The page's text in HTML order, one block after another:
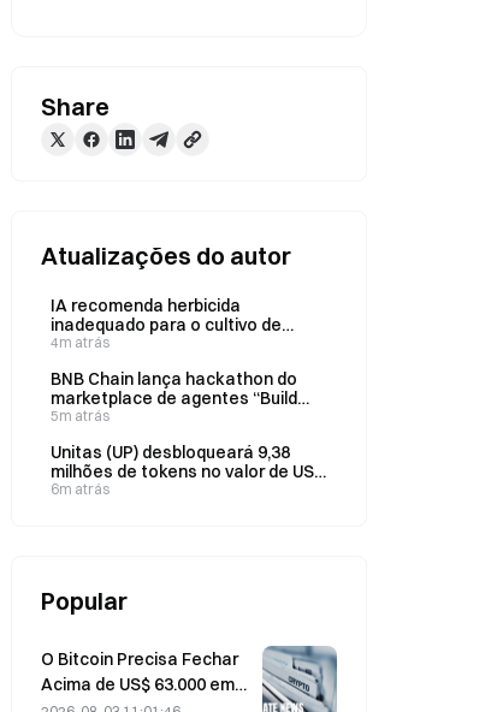
Share
Atualizações do autor
IA recomenda herbicida
inadequado para o cultivo de
gergelim, e agricultor perde
4m atrás
BNB Chain lança hackathon do
marketplace de agentes “Build
the Era” com a TermiX
5m atrás
Unitas (UP) desbloqueará 9,38
milhões de tokens no valor de US$
3,18 milhões em 13 de agosto
6m atrás
Popular
O Bitcoin Precisa Fechar
Acima de US$ 63.000 em